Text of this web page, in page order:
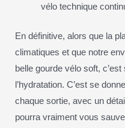
vélo technique
En définitive, alors que la
climatiques et que notre
belle gourde vélo soft, c’est
l’hydratation. C’est se
chaque sortie, avec un
pourra vraiment vous